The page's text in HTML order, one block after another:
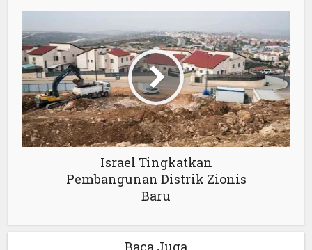
Israel Tingkatkan
Pembangunan Distrik Zionis
Baru
Baca Juga